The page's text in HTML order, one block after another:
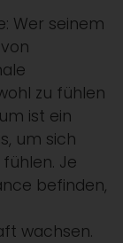
Wer seinem
zu fühlen
ist ein
um sich
Je
befinden,
wachsen.